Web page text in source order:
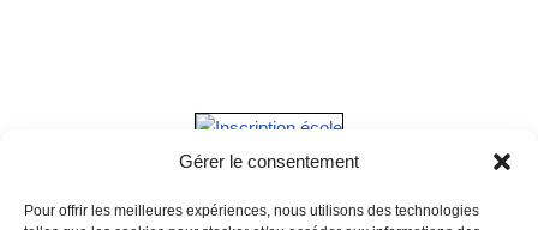
Gérer le consentement
Pour offrir les meilleures expériences, nous utilisons des technologies